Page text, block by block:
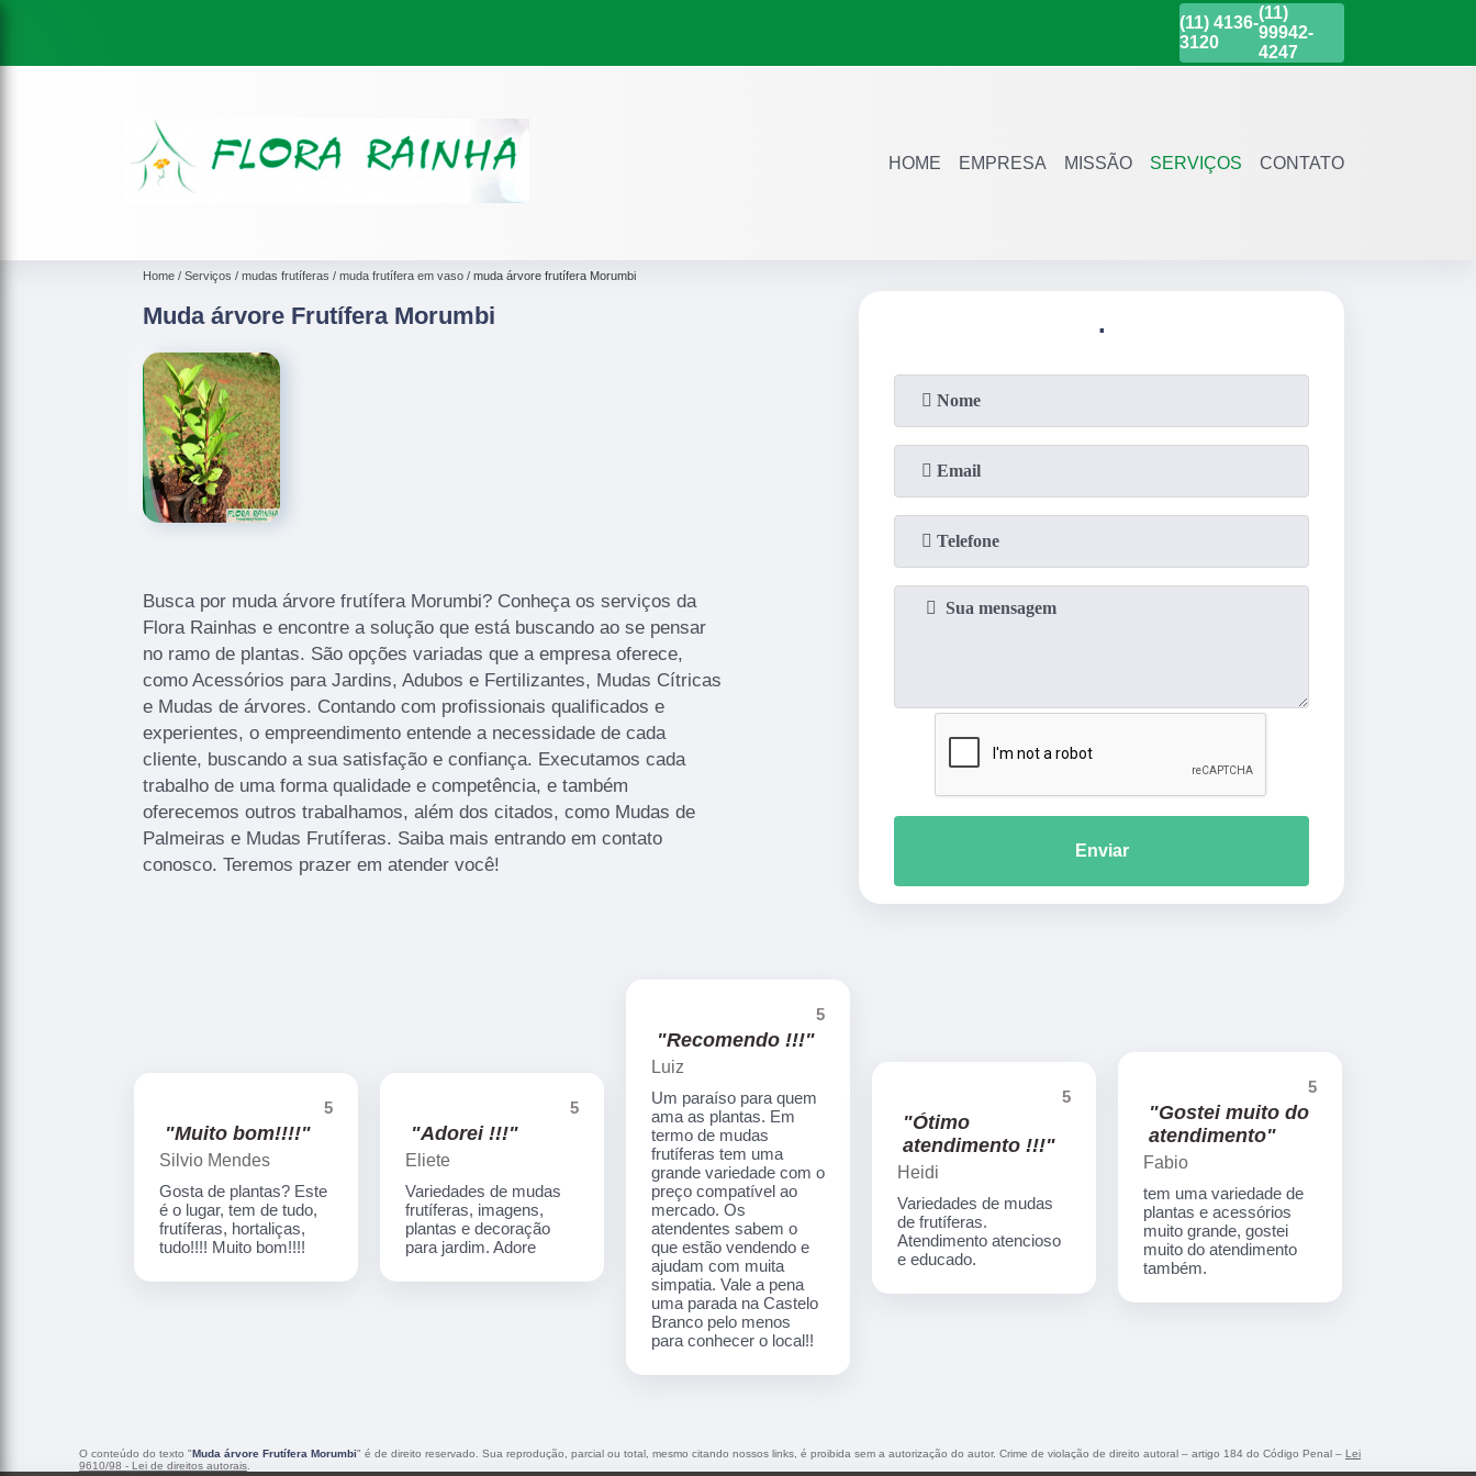
(11) 4136-
3120
(11)
99942-
4247
HOME EMPRESA MISSÃO SERVIÇOS CONTATO
Home Serviços mudas frutíferas muda frutífera em vaso muda árvore frutífera Morumbi
Muda árvore Frutífera Morumbi
Busca por muda árvore frutífera Morumbi? Conheça os serviços da
Flora Rainhas e encontre a solução que está buscando ao se pensar
no ramo de plantas. São opções variadas que a empresa oferece,
como Acessórios para Jardins, Adubos e Fertilizantes, Mudas Cítricas
e Mudas de árvores. Contando com profissionais qualificados e
experientes, o empreendimento entende a necessidade de cada
cliente, buscando a sua satisfação e confiança. Executamos cada
trabalho de uma forma qualidade e competência, e também
oferecemos outros trabalhamos, além dos citados, como Mudas de
Palmeiras e Mudas Frutíferas. Saiba mais entrando em contato
conosco. Teremos prazer em atender você!
.
Enviar
5
"Muito bom!!!!"
Silvio Mendes
Gosta de plantas? Este
é o lugar, tem de tudo,
frutíferas, hortaliças,
tudo!!!! Muito bom!!!!
5
"Adorei !!!"
Eliete
Variedades de mudas
frutíferas, imagens,
plantas e decoração
para jardim. Adore
5
"Recomendo !!!"
Luiz
Um paraíso para quem
ama as plantas. Em
termo de mudas
frutíferas tem uma
grande variedade com o
preço compatível ao
mercado. Os
atendentes sabem o
que estão vendendo e
ajudam com muita
simpatia. Vale a pena
uma parada na Castelo
Branco pelo menos
para conhecer o local!!
5
"Ótimo
atendimento !!!"
Heidi
Variedades de mudas
de frutíferas.
Atendimento atencioso
e educado.
5
"Gostei muito do
atendimento"
Fabio
tem uma variedade de
plantas e acessórios
muito grande, gostei
muito do atendimento
também.
O conteúdo do texto "Muda árvore Frutífera Morumbi" é de direito reservado. Sua reprodução, parcial ou total, mesmo citando nossos links, é proibida sem a autorização do autor. Crime de violação de direito autoral – artigo 184 do Código Penal – Lei
9610/98 - Lei de direitos autorais